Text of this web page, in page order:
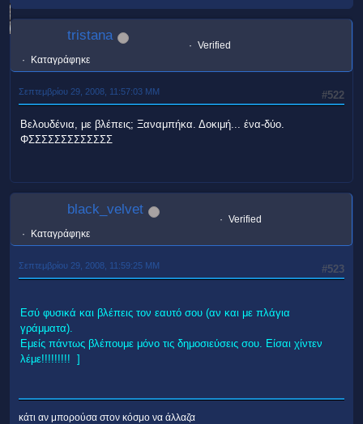
tristana
Verified
Καταγράφηκε
#522
Σεπτεμβρίου 29, 2008, 11:57:03 ΜΜ
Βελουδένια, με βλέπεις; Ξαναμπήκα. Δοκιμή... ένα-δύο.
ΦΣΣΣΣΣΣΣΣΣΣΣΣΣ
black_velvet
Verified
Καταγράφηκε
#523
Σεπτεμβρίου 29, 2008, 11:59:25 ΜΜ
Εσύ φυσικά και βλέπεις τον εαυτό σου (αν και με πλάγια
γράμματα).
Εμείς πάντως βλέπουμε μόνο τις δημοσιεύσεις σου. Είσαι χίντεν
λέμε!!!!!!!!! ]
κάτι αν μπορούσα στον κόσμο να άλλαζα